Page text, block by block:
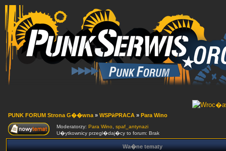
PUNK FORUM Strona G��wna » WSPӣPRACA » Para Wino
Moderatorzy: Para Wino
spaf_antynazi
U�ytkownicy przegl�daj�cy to forum: Brak
Wa�ne tematy